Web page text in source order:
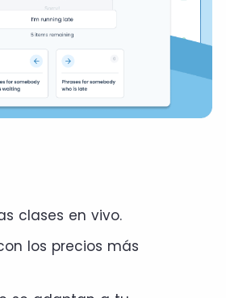
clases en vivo.
los precios más